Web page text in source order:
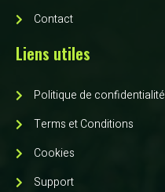
Contact
Liens utiles
Politique de confidentialité
Terms et Conditions
Cookies
Support